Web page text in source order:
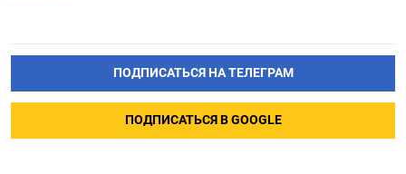
ПОДПИСАТЬСЯ НА ТЕЛЕГРАМ
ПОДПИСАТЬСЯ В GOOGLE